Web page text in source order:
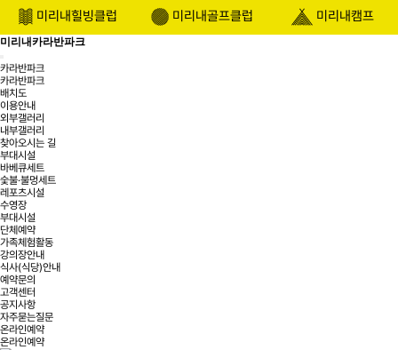
미리내힐빙클럽 미리내골프클럽 미리내캠프
미리내카라반파크
Toggle
navigation
카라반파크
카라반파크
배치도
이용안내
외부갤러리
내부갤러리
찾아오시는 길
부대시설
바베큐세트
숯불·불멍세트
레포츠시설
수영장
부대시설
단체예약
가족체험활동
강의장안내
식사(식당)안내
예약문의
고객센터
공지사항
자주묻는질문
온라인예약
온라인예약